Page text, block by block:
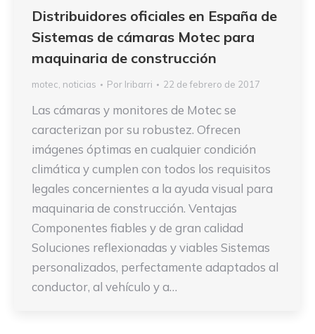
Distribuidores oficiales en España de
Sistemas de cámaras Motec para
maquinaria de construcción
motec noticias Por Iribarri 22 de febrero de 2017
Las cámaras y monitores de Motec se
caracterizan por su robustez. Ofrecen
imágenes óptimas en cualquier condición
climática y cumplen con todos los requisitos
legales concernientes a la ayuda visual para
maquinaria de construcción. Ventajas
Componentes fiables y de gran calidad
Soluciones reflexionadas y viables Sistemas
personalizados, perfectamente adaptados al
conductor, al vehículo y a…